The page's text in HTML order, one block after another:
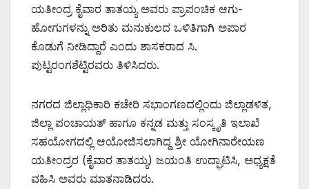
ಯತೀಂದ್ರ ಕೈವಾರ ತಾತಯ್ಯ ಅವರು ಪ್ರಾಪಂಚಿಕ ಆಗು-
ಹೋಗುಗಳನ್ನು ಅರಿತು ಮನುಕುಲದ ಒಳಿತಿಗಾಗಿ ಅಪಾರ
ಕೊಡುಗೆ ನೀಡಿದ್ದಾರೆ ಎಂದು ಶಾಸಕರಾದ ಸಿ.
ಪುಟ್ಟರಂಗಶೆಟ್ಟಿರವರು ತಿಳಿಸಿದರು.
ನಗರದ ಜಿಲ್ಲಾಧಿಕಾರಿ ಕಚೇರಿ ಸಭಾಂಗಣದಲ್ಲಿಂದು ಜಿಲ್ಲಾಡಳಿತ,
ಜಿಲ್ಲಾ ಪಂಚಾಯತ್ ಹಾಗೂ ಕನ್ನಡ ಮತ್ತು ಸಂಸ್ಕೃತಿ ಇಲಾಖೆ
ಸಹಯೋಗದಲ್ಲಿ ಆಯೋಜಿಸಲಾಗಿದ್ದ ಶ್ರೀ ಯೋಗಿನಾರೇಯಣ
ಯತೀಂದ್ರರ (ಕೈವಾರ ತಾತಯ್ಯ) ಜಯಂತಿ ಉದ್ಘಾಟಿಸಿ, ಅಧ್ಯಕ್ಷತೆ
ವಹಿಸಿ ಅವರು ಮಾತನಾಡಿದರು.